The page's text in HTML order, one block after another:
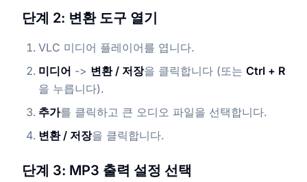
단계 2: 변환 도구 열기
VLC 미디어 플레이어를 엽니다.
미디어 -> 변환 / 저장을 클릭합니다 (또는 Ctrl + R
을 누릅니다).
추가를 클릭하고 큰 오디오 파일을 선택합니다.
변환 / 저장을 클릭합니다.
단계 3: MP3 출력 설정 선택